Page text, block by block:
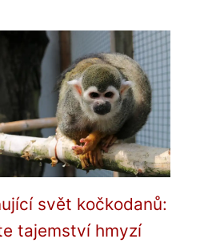
svět kočkodanů:
tajemství hmyzí